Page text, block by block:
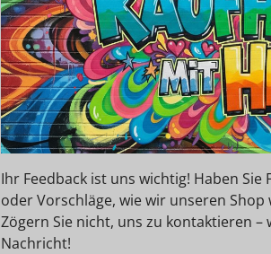
Ihr Feedback ist uns wichtig! Haben
oder Vorschläge, wie wir unseren
Zögern Sie nicht, uns zu kontaktieren
Nachricht!